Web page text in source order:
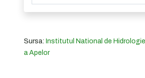
Sursa: Institutul National de
a Apelor